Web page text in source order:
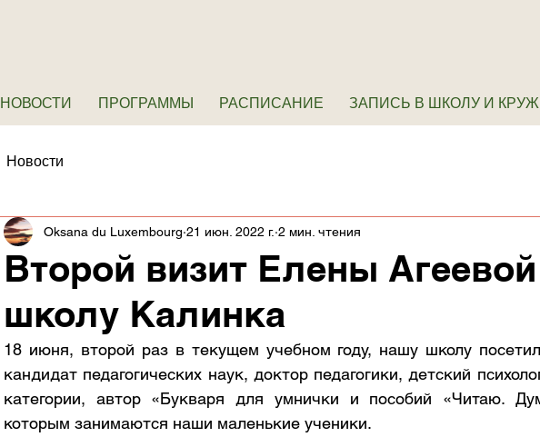
НОВОСТИ ПРОГРАММЫ РАСПИСАНИЕ ЗАПИСЬ В ШКОЛУ И
Новости
Второй визит Елены
школу Калинка
Oksana du Luxembourg 21 июн. 2022 г. 2 мин. чтения
18 июня, второй раз в текущем учебном году, нашу школу
кандидат педагогических наук, доктор педагогики, детский
категории, автор «Букваря для умнички и пособий «Читаю.
которым занимаются наши маленькие ученики.